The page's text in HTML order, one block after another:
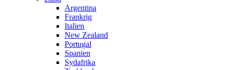
Argentina
Frankrig
Italien
New Zealand
Portugal
Spanien
Sydafrika